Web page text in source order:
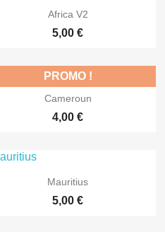
Aperçu rapide
Africa V2
5,00 €
Aperçu rapide
Cameroun
4,00 €
PROMO !
Aperçu rapide
Mauritius
5,00 €